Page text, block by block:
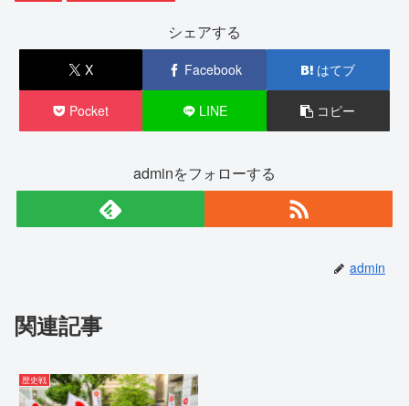
シェアする
X Facebook はてブ
Pocket LINE コピー
adminをフォローする
admin
関連記事
歴史戦